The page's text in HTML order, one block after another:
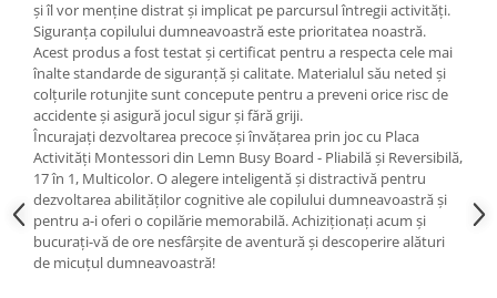
și îl vor menține distrat și implicat pe parcursul întregii activități.
Siguranța copilului dumneavoastră este prioritatea noastră.
Acest produs a fost testat și certificat pentru a respecta cele mai
înalte standarde de siguranță și calitate. Materialul său neted și
colțurile rotunjite sunt concepute pentru a preveni orice risc de
accidente și asigură jocul sigur și fără griji.
Încurajați dezvoltarea precoce și învățarea prin joc cu Placa
Activități Montessori din Lemn Busy Board - Pliabilă și Reversibilă,
17 în 1, Multicolor. O alegere inteligentă și distractivă pentru
dezvoltarea abilităților cognitive ale copilului dumneavoastră și
pentru a-i oferi o copilărie memorabilă. Achiziționați acum și
bucurați-vă de ore nesfârșite de aventură și descoperire alături
de micuțul dumneavoastră!